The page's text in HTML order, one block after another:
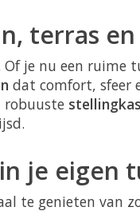
terras
je nu een
dat comfort, sfeer
robuuste
je eigen
te genieten van